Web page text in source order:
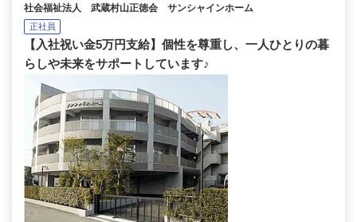
社会福祉法人 武蔵村山正徳会 サンシャインホーム
正社員
【入社祝い金5万円支給】個性を尊重し、一人ひとりの暮
らしや未来をサポートしています♪